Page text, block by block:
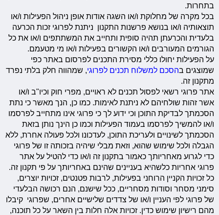
בתחרות.
בכל מקרה של מחלוקת ו/או השגה אודות אופן ניהול הפעילות ו/או
תוצאותיה ו/או בנושא פרשנות התקנון ניתנת לפרוגי זכות הכרעה
בלעדית והכרעתן תהיה סופית ותחייב את המשתתפים ו/או את כל
הגורמים המעורבים ו/או הקשורים בפעילות ו/או מי מטעמם.
על הפעילות יחולו כללי מסירת התכנים לפרסום באתר כפי
שמוצגים בהסכם למשלוח תכנים לפרוגי, שמהווה חלק בלתי נפרד
מתקנון זה.
אתר פרוגי רשאי לפסול תכנים לא ראויים, מפרי חוק וכיו"ב ו/או
אשר זהות שולחיהם לא ניתנת לאימות. כמו כן, הנך מאשר כי נתת
הסכמתך לבדיקת התוכן וכי ידוע לך כי פרוגי אינו מתחייב לפרסמו
ו/או להמשיך לפרסמו בעמוד הפעילות וכמו כן הינך נותן בזאת
הסכמתך לשינויים ולעריכת התוכן, לעדכונו ולכל פעולה אחרת, ללא
הגבלה ולכל שימוש שהוא, וזאת מבלי שיהיה בזכותה זו של פרוגי
כדי לגרוע מאחריותך כאמור בתקנון זה ו/או כדי להטיל על אתר
פרוגי אחריות כלשהיא בעניינים שהינם באחריותך על פי תקנון זה.
כל זכויות הקניין הרוחני בפעילות, לרבות פטנטים, זכויות יוצרים,
סימני מסחר וסודות מסחריים, ככל שישנם, הנם רכושה הבלעדי
של פרוגי לפי העניין ו/או של צדדים שלישיים אחרים, שפרוגי קיבלו
מהם רישיון שימוש כדין. זכויות אלה חלות בין השאר על כל תוכנה,